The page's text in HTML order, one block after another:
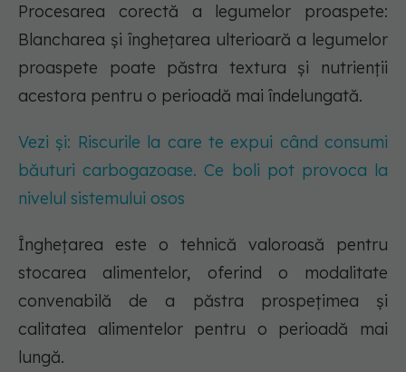
Procesarea corectă a legumelor proaspete:
Blancharea și înghețarea ulterioară a legumelor
proaspete poate păstra textura și nutrienții
acestora pentru o perioadă mai îndelungată.
Vezi și: Riscurile la care te expui când consumi
băuturi carbogazoase. Ce boli pot provoca la
nivelul sistemului osos
Înghețarea este o tehnică valoroasă pentru
stocarea alimentelor, oferind o modalitate
convenabilă de a păstra prospețimea și
calitatea alimentelor pentru o perioadă mai
lungă.